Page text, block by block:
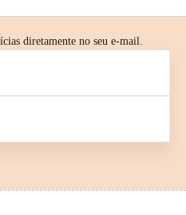
diretamente no seu e-mail.